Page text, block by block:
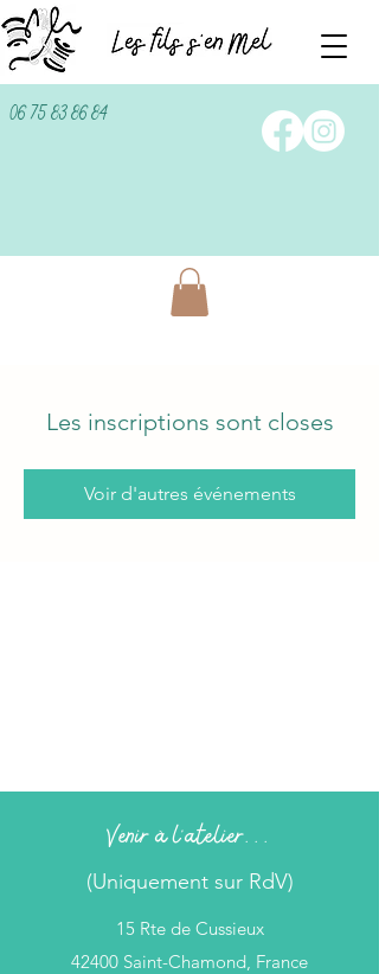
06 75 83 86 84
Les inscriptions sont closes
Voir d'autres événements
Venir à l'atelier...
(Uniquement sur RdV)
15 Rte de Cussieux
42400 Saint-Chamond, France